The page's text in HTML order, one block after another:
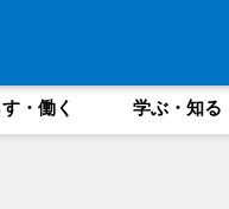
・働く 学ぶ・知る